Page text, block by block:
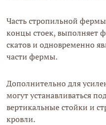
Часть стропильной
концы стоек, выполняет
скатов и одновременно
части фермы.
Дополнительно для
могут устанавливаться
вертикальные стойки и
кровли.